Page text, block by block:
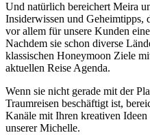
Und natürlich bereichert Meira
Insiderwissen und Geheimtipps,
vor allem für unsere Kunden
Nachdem sie schon diverse
klassischen Honeymoon Ziele
aktuellen Reise Agenda.
Wenn sie nicht gerade mit der
Traumreisen beschäftigt ist,
Kanäle mit Ihren kreativen
unserer Michelle.